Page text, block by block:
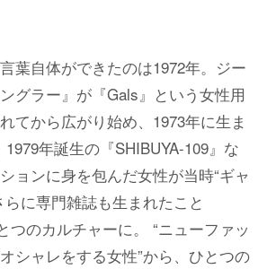
葉自体ができたのは1972年。ジー
グラー』が『Gals』という女性用
てから広がり始め、1973年に生ま
年誕生の『SHIBUYA-109』な
ョンに身を包んだ女性が当時“ギャ
らに専門雑誌も生まれたこと
つのカルチャーに。 “ニューファッ
シャレをする女性”から、ひとつの